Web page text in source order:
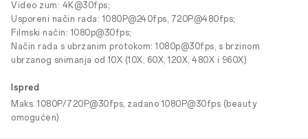
Video zum: 4K@30fps;
Usporeni način rada: 1080P@240fps, 720P@480fps;
Filmski način: 1080p@30fps;
Način rada s ubrzanim protokom: 1080p@30fps, s brzinom
ubrzanog snimanja od 10X (10X, 60X, 120X, 480X i 960X)
Ispred
Maks. 1080P/720P@30fps, zadano 1080P@30fps (beauty
omogućen)